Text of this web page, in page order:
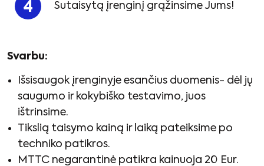
Sutaisytą įrenginį grąžinsime Jums!
Svarbu:
Išsisaugok įrenginyje esančius duomenis- dėl jų
saugumo ir kokybiško testavimo, juos
ištrinsime.
Tikslią taisymo kainą ir laiką pateiksime po
techniko patikros.
MTTC negarantinė patikra kainuoja 20 Eur.